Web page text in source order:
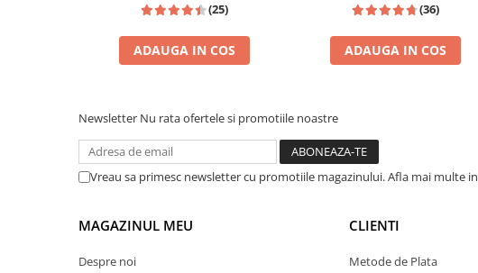
Parfumuri Clona Originale
Parfumuri clona / Dupes
(25)
ADAUGA IN COS
(36)
ADAUGA IN COS
Newsletter Nu rata ofertele si promotiile noastre
Vreau sa primesc newsletter cu promotiile magazinului. Afla mai multe in
MAGAZINUL MEU
Despre noi
CLIENTI
Metode de Plata